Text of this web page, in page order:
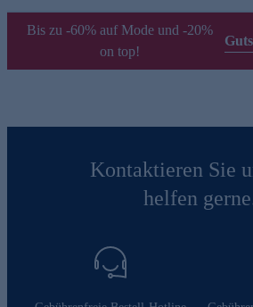
Bis zu -60% auf Mode und -20%
on top!
Kontaktieren Sie
helfen